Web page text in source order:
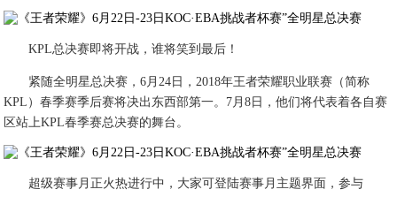
KPL总决赛即将开战，谁将笑到最后！
紧随全明星总决赛，6月24日，2018年王者荣耀职业联赛（简称
KPL）春季赛季后赛将决出东西部第一。7月8日，他们将代表着各自赛
区站上KPL春季赛总决赛的舞台。
超级赛事月正火热进行中，大家可登陆赛事月主题界面，参与